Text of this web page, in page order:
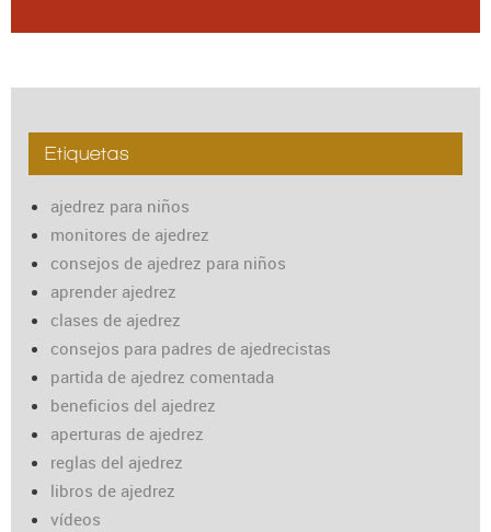
Etiquetas
ajedrez para niños
monitores de ajedrez
consejos de ajedrez para niños
aprender ajedrez
clases de ajedrez
consejos para padres de ajedrecistas
partida de ajedrez comentada
beneficios del ajedrez
aperturas de ajedrez
reglas del ajedrez
libros de ajedrez
vídeos